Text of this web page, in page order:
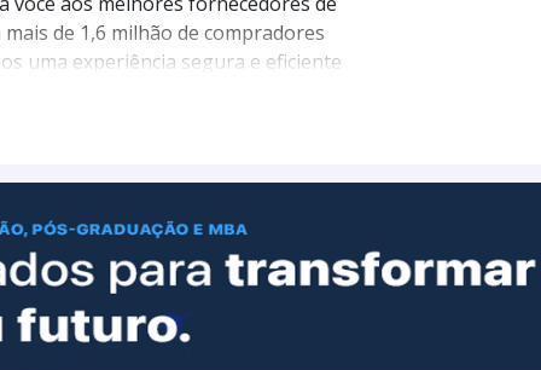
de 1,6 milhão de compradores
uma experiência segura e eficiente
necessidades.
e descubra como o sistema de